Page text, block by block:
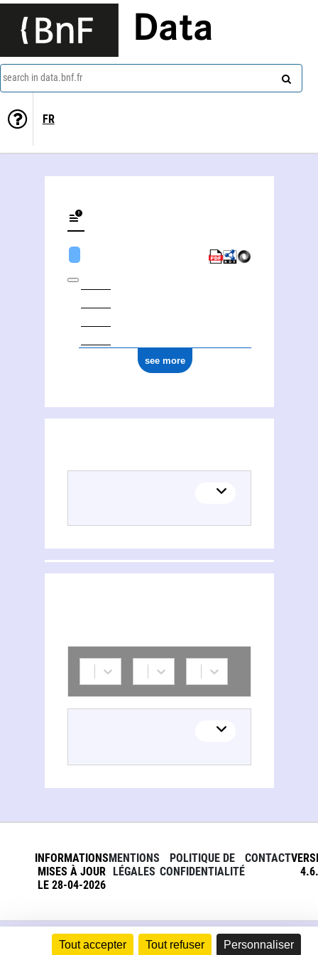
Tout accepter Tout refuser Personnaliser
Data
search in data.bnf.fr
FR
see more
INFORMATIONS
MISES À JOUR
LE 28-04-2026
MENTIONS
LÉGALES
POLITIQUE DE
CONFIDENTIALITÉ
CONTACT